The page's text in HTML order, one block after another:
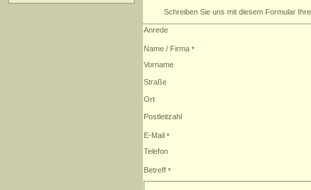
Schreiben Sie uns mit diesem Formular
Anrede
Name / Firma
Vorname
Straße
Ort
Postleitzahl
E-Mail
Telefon
Betreff